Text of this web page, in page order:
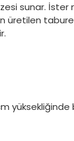
sunar. İster